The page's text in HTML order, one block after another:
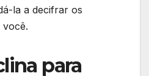
la a decifrar os
você.
para